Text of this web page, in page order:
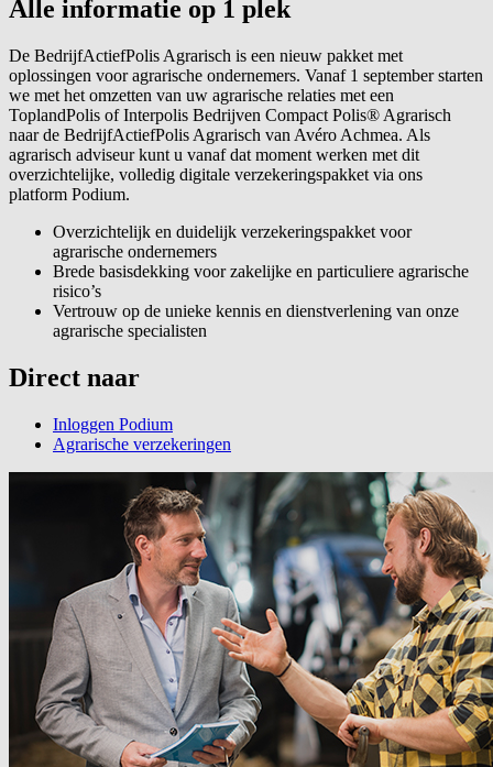
Alle informatie op 1 plek
De BedrijfActiefPolis Agrarisch is een nieuw pakket met
oplossingen voor agrarische ondernemers. Vanaf 1 september starten
we met het omzetten van uw agrarische relaties met een
ToplandPolis of Interpolis Bedrijven Compact Polis® Agrarisch
naar de BedrijfActiefPolis Agrarisch van Avéro Achmea. Als
agrarisch adviseur kunt u vanaf dat moment werken met dit
overzichtelijke, volledig digitale verzekeringspakket via ons
platform Podium.
Overzichtelijk en duidelijk verzekeringspakket voor
agrarische ondernemers
Brede basisdekking voor zakelijke en particuliere agrarische
risico’s
Vertrouw op de unieke kennis en dienstverlening van onze
agrarische specialisten
Direct naar
Inloggen Podium
Agrarische verzekeringen